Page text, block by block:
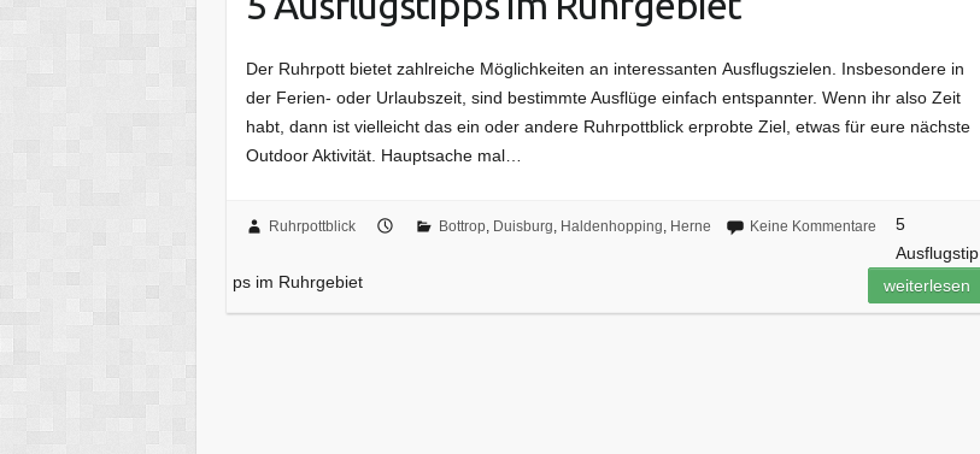
Der Ruhrpott bietet zahlreiche Möglichkeiten an interessanten Ausflugszielen. Insbesondere in
der Ferien- oder Urlaubszeit, sind bestimmte Ausflüge einfach entspannter. Wenn ihr also Zeit
habt, dann ist vielleicht das ein oder andere Ruhrpottblick erprobte Ziel, etwas für eure nächste
Outdoor Aktivität. Hauptsache mal…
Ruhrpottblick Bottrop, Duisburg, Haldenhopping, Herne Keine Kommentare
5
Ausflugstip
ps im Ruhrgebiet
weiterlesen